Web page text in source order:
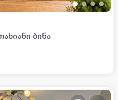
••••
ბინა